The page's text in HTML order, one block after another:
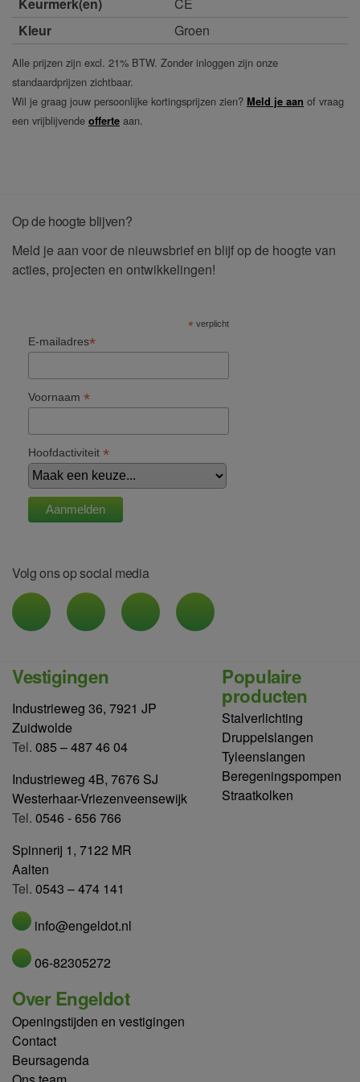
Keurmerk(en)
CE
Kleur
Groen
Alle prijzen zijn excl. 21% BTW. Zonder inloggen zijn onze
standaardprijzen zichtbaar.
Wil je graag jouw persoonlijke kortingsprijzen zien? Meld je aan of vraag
een vrijblijvende offerte aan.
Op de hoogte blijven?
Meld je aan voor de nieuwsbrief en blijf op de hoogte van
acties, projecten en ontwikkelingen!
* verplicht
E-mailadres*
Voornaam *
Hoofdactiviteit *
Volg ons op social media
Vestigingen
Industrieweg 36, 7921 JP
Zuidwolde
Tel. 085 – 487 46 04
Industrieweg 4B, 7676 SJ
Westerhaar-Vriezenveensewijk
Tel. 0546 - 656 766
Spinnerij 1, 7122 MR
Aalten
Tel. 0543 – 474 141
info@engeldot.nl
06-82305272
Populaire
producten
Stalverlichting
Druppelslangen
Tyleenslangen
Beregeningspompen
Straatkolken
Over Engeldot
Openingstijden en vestigingen
Contact
Beursagenda